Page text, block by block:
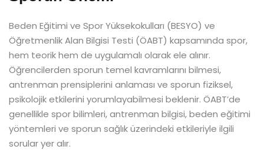
Beden Eğitimi ve Spor Yüksekokulları (BESYO) ve
Öğretmenlik Alan Bilgisi Testi (ÖABT) kapsamında spor,
hem teorik hem de uygulamalı olarak ele alınır.
Öğrencilerden sporun temel kavramlarını bilmesi,
antrenman prensiplerini anlaması ve sporun fiziksel,
psikolojik etkilerini yorumlayabilmesi beklenir. ÖABT’de
genellikle spor bilimleri, antrenman bilgisi, beden eğitimi
yöntemleri ve sporun sağlık üzerindeki etkileriyle ilgili
sorular yer alır.